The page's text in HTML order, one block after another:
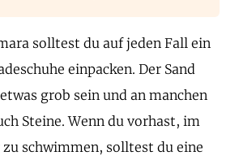
solltest du auf jeden Fall ein
einpacken. Der Sand
grob sein und an manchen
Steine. Wenn du vorhast, im
zu schwimmen, solltest du eine